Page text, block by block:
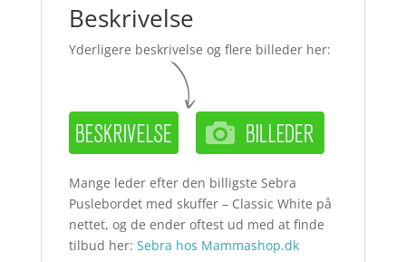
Beskrivelse
Yderligere beskrivelse og flere billeder her:
Mange leder efter den billigste Sebra
Puslebordet med skuffer – Classic White på
nettet, og de ender oftest ud med at finde
tilbud her: Sebra hos Mammashop.dk